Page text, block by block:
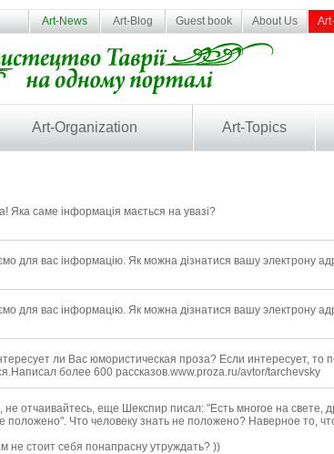
Art-News Art-Blog Guest book About Us
Art-Organization Art-Topics
Яка саме інформація мається на увазі?
для вас інформацію. Як можна дізнатися вашу электрону
для вас інформацію. Як можна дізнатися вашу электрону
ли Вас юмористическая проза? Если интересует, то
более 600 рассказов.www.proza.ru/avtor/tarchevsky
отчаивайтесь, еще Шекспир писал: "Есть многое на свете,
положено". Что человеку знать не положено? Наверное то,
не стоит себя понапрасну утруждать? ))